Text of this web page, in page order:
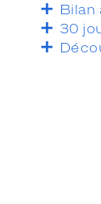
Bilan
30